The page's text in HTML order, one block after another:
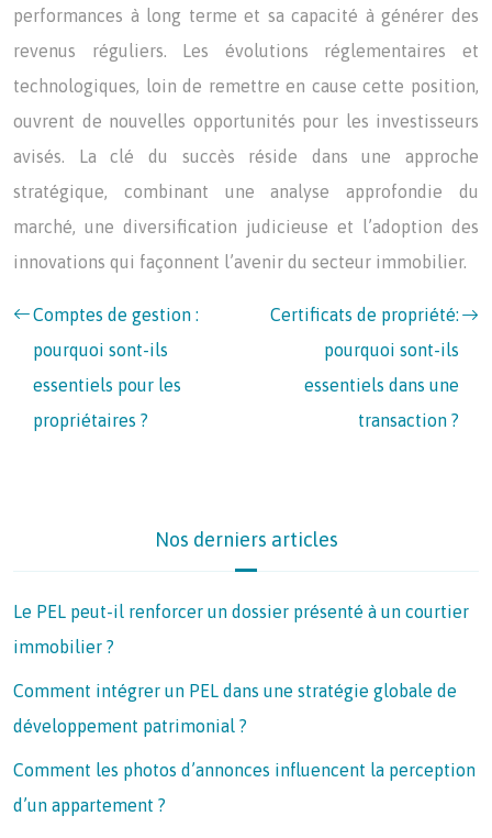
performances à long terme et sa capacité à générer des
revenus réguliers. Les évolutions réglementaires et
technologiques, loin de remettre en cause cette position,
ouvrent de nouvelles opportunités pour les investisseurs
avisés. La clé du succès réside dans une approche
stratégique, combinant une analyse approfondie du
marché, une diversification judicieuse et l’adoption des
innovations qui façonnent l’avenir du secteur immobilier.
Comptes de gestion :
pourquoi sont-ils
essentiels pour les
propriétaires ?
Certificats de propriété:
pourquoi sont-ils
essentiels dans une
transaction ?
Nos derniers articles
Le PEL peut-il renforcer un dossier présenté à un courtier
immobilier ?
Comment intégrer un PEL dans une stratégie globale de
développement patrimonial ?
Comment les photos d’annonces influencent la perception
d’un appartement ?